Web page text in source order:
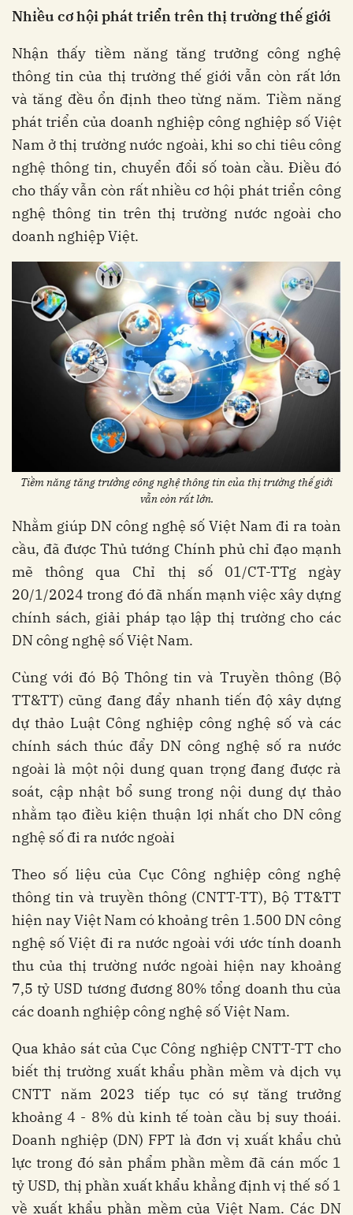
Nhiều cơ hội phát triển trên thị trường thế giới
Nhận thấy tiềm năng tăng trưởng công nghệ
thông tin của thị trường thế giới vẫn còn rất lớn
và tăng đều ổn định theo từng năm. Tiềm năng
phát triển của doanh nghiệp công nghiệp số Việt
Nam ở thị trường nước ngoài, khi so chi tiêu công
nghệ thông tin, chuyển đổi số toàn cầu. Điều đó
cho thấy vẫn còn rất nhiều cơ hội phát triển công
nghệ thông tin trên thị trường nước ngoài cho
doanh nghiệp Việt.
Tiềm năng tăng trưởng công nghệ thông tin của thị trường thế giới
vẫn còn rất lớn.
Nhằm giúp DN công nghệ số Việt Nam đi ra toàn
cầu, đã được Thủ tướng Chính phủ chỉ đạo mạnh
mẽ thông qua Chỉ thị số 01/CT-TTg ngày
20/1/2024 trong đó đã nhấn mạnh việc xây dựng
chính sách, giải pháp tạo lập thị trường cho các
DN công nghệ số Việt Nam.
Cùng với đó Bộ Thông tin và Truyền thông (Bộ
TT&TT) cũng đang đẩy nhanh tiến độ xây dựng
dự thảo Luật Công nghiệp công nghệ số và các
chính sách thúc đẩy DN công nghệ số ra nước
ngoài là một nội dung quan trọng đang được rà
soát, cập nhật bổ sung trong nội dung dự thảo
nhằm tạo điều kiện thuận lợi nhất cho DN công
nghệ số đi ra nước ngoài
Theo số liệu của Cục Công nghiệp công nghệ
thông tin và truyền thông (CNTT-TT), Bộ TT&TT
hiện nay Việt Nam có khoảng trên 1.500 DN công
nghệ số Việt đi ra nước ngoài với ước tính doanh
thu của thị trường nước ngoài hiện nay khoảng
7,5 tỷ USD tương đương 80% tổng doanh thu của
các doanh nghiệp công nghệ số Việt Nam.
Qua khảo sát của Cục Công nghiệp CNTT-TT cho
biết thị trường xuất khẩu phần mềm và dịch vụ
CNTT năm 2023 tiếp tục có sự tăng trưởng
khoảng 4 - 8% dù kinh tế toàn cầu bị suy thoái.
Doanh nghiệp (DN) FPT là đơn vị xuất khẩu chủ
lực trong đó sản phẩm phần mềm đã cán mốc 1
tỷ USD, thị phần xuất khẩu khẳng định vị thế số 1
về xuất khẩu phần mềm của Việt Nam. Các DN